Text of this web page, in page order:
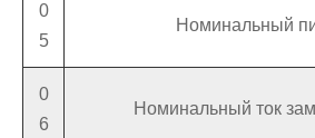
0
5
Номинальный
0
6
Номинальный ток